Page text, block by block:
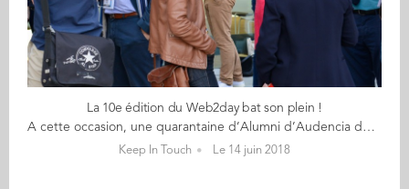
La 10e édition du Web2day bat son plein !
A cette occasion, une quarantaine d’Alumni d’Audencia des programmes SciencesCom, Bachelor, Grande Ecole, ExecMBA, MBA et MCI se sont réunis sur la terrasse du Médiacampus pour prolonger cette 1ère journée de conférences. Près de 200 rendez-vous sur 6 lieux en simultanées pendant 3 jours ! Oui, le programme est dense et mieux vaut préparer le sien à l’avance. Le Web2day* propose un condensé des dernières tendances et des meilleures pratiques en matière d’innovation numérique. Conférences, workshops, showroom, concours de startups, soirées, les professionnels du numérique viennent faire le plein de nouveautés, d’inspirations et de rencontres. Pendant que certains diplômés confiaient, à l’afterwork Audencia Alumni, leurs premières impressions sur la conférence inaugurale et l’utopie numérique, d’autres échangeaient sur leurs évolutions professionnelles. Un moment convivial et riche en infos autour d’un cocktail avant de repartir vers la suite du programme ce jeudi 14 et vendredi 15 juin ! Vous n’avez pas pu vous y rendre ? Prenez date pour l’année prochaine ! En attendant, feuilletez l’album photos de la soirée Alumni… Retrouvez un article plus complet dans la prochaine édition de the mag, à paraître le 6 juillet... et en attendant découvrez ou relisez the mag #2. Bonne lecture ! *Organisé par Atlantic 2.0, le Web2day est organisé à Nantes, ville labellisée "Métropole French Tech" depuis novembre 2014 et reconnue pour la forte attractivité de son écosystème numérique. En 2018, il a lieu les 13, 14, et 15 juin, avec de nombreuses conférences dans la salle Forum du Mediacampus.
Keep In Touch Le 14 juin 2018